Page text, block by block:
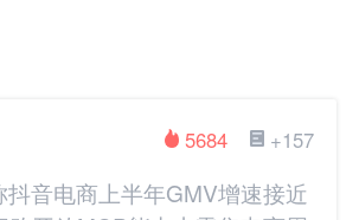
+157
5684
音电商上半年GMV增速接近